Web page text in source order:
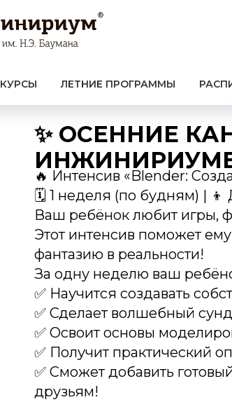
КУРСЫ ЛЕТНИЕ ПРОГРАММЫ
✨ ОСЕННИЕ
🔥 Интенсив «Blender:
🗓 1 неделя (по будням) | 👦
Ваш ребёнок любит игры,
Этот интенсив поможет
фантазию в реальности!
За одну неделю ваш
✅ Научится создавать
✅ Сделает волшебный
✅ Освоит основы
✅ Получит практический
✅ Сможет добавить
друзьям!